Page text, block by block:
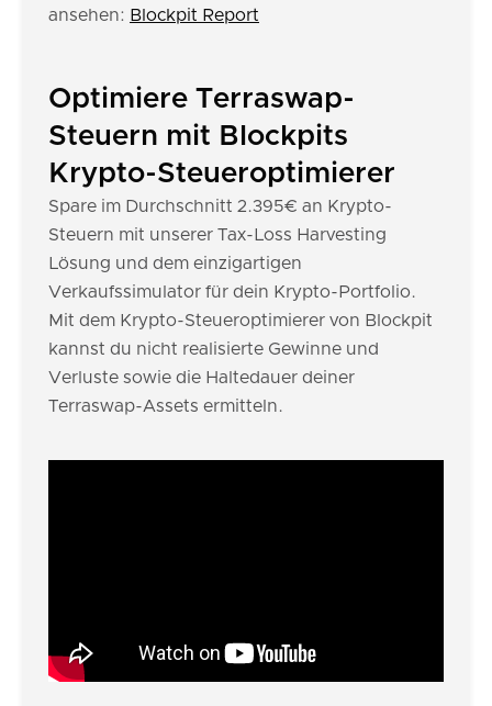
ansehen: Blockpit Report
Optimiere Terraswap-
Steuern mit Blockpits
Krypto-Steueroptimierer
Spare im Durchschnitt 2.395€ an Krypto-
Steuern mit unserer Tax-Loss Harvesting
Lösung und dem einzigartigen
Verkaufssimulator für dein Krypto-Portfolio.
Mit dem Krypto-Steueroptimierer von Blockpit
kannst du nicht realisierte Gewinne und
Verluste sowie die Haltedauer deiner
Terraswap-Assets ermitteln.